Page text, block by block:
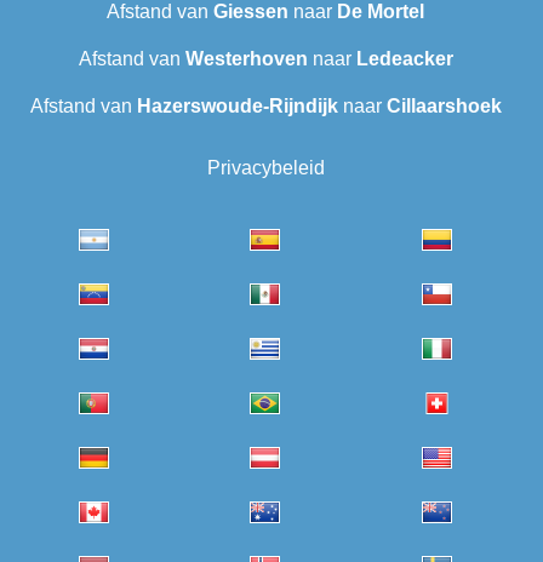
Afstand van Giessen naar De Mortel
Afstand van Westerhoven naar Ledeacker
Afstand van Hazerswoude-Rijndijknaar Cillaarshoek
Privacybeleid